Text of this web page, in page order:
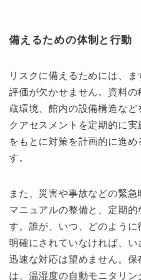
備えるための体制と行動
リスクに備えるためには、ま
評価が欠かせません。資料の
蔵環境、館内の設備構造など
クアセスメントを定期的に実
をもとに対策を計画的に進め
す。
また、災害や事故などの緊
マニュアルの整備と、定期的
す。誰が、いつ、どのように
明確にされていなければ、い
迅速な対応は望めません。保
は、温湿度の自動モニタリン